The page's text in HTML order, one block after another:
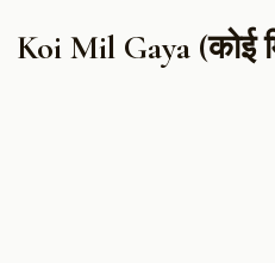
Koi Mil Gaya (कोई